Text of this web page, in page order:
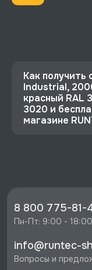
P16-5005(7035)
Как получить
Industrial,
красный RAL
3020 и
магазине
RUNTEC,
64980 руб.
Петербурге и
стоимости
8 800 775-81-
Пн-Пт: 9:00 -
info@runtec-
Вопросы и